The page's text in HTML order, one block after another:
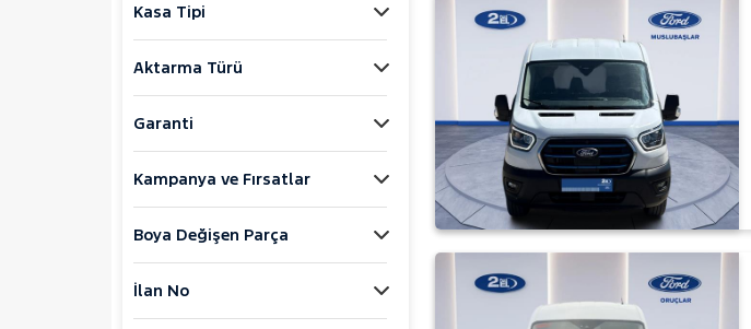
FOCUS
KUGA
MONDEO
Puma-E
RANGER
RANGER RAPTOR
Kasa Tipi
Aktarma Türü
Garanti
Kampanya ve Fırsatlar
Boya Değişen Parça
İlan No